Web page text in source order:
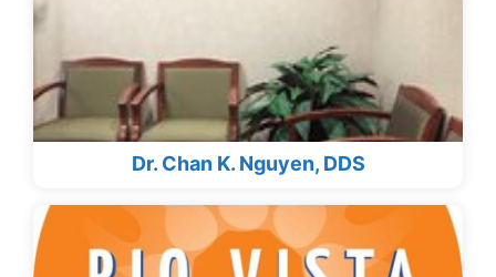
Dr. Chan K. Nguyen, DDS